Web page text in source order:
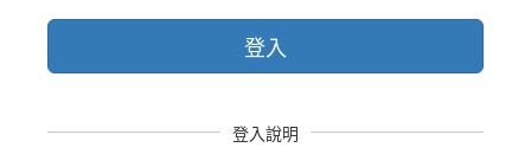
登入
登入說明